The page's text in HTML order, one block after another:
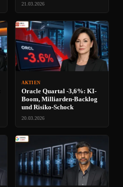
21.03.2026
AKTIEN
Oracle Quartal -3,6%: KI-
Boom, Milliarden-Backlog
und Risiko-Schock
20.03.2026